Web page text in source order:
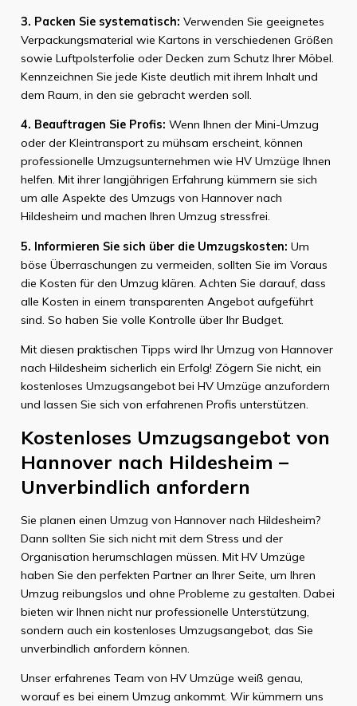
3. Packen Sie systematisch: Verwenden Sie geeignetes
Verpackungsmaterial wie Kartons in verschiedenen Größen
sowie Luftpolsterfolie oder Decken zum Schutz Ihrer Möbel.
Kennzeichnen Sie jede Kiste deutlich mit ihrem Inhalt und
dem Raum, in den sie gebracht werden soll.
4. Beauftragen Sie Profis: Wenn Ihnen der Mini-Umzug
oder der Kleintransport zu mühsam erscheint, können
professionelle Umzugsunternehmen wie HV Umzüge Ihnen
helfen. Mit ihrer langjährigen Erfahrung kümmern sie sich
um alle Aspekte des Umzugs von Hannover nach
Hildesheim und machen Ihren Umzug stressfrei.
5. Informieren Sie sich über die Umzugskosten: Um
böse Überraschungen zu vermeiden, sollten Sie im Voraus
die Kosten für den Umzug klären. Achten Sie darauf, dass
alle Kosten in einem transparenten Angebot aufgeführt
sind. So haben Sie volle Kontrolle über Ihr Budget.
Mit diesen praktischen Tipps wird Ihr Umzug von Hannover
nach Hildesheim sicherlich ein Erfolg! Zögern Sie nicht, ein
kostenloses Umzugsangebot bei HV Umzüge anzufordern
und lassen Sie sich von erfahrenen Profis unterstützen.
Kostenloses Umzugsangebot von
Hannover nach Hildesheim –
Unverbindlich anfordern
Sie planen einen Umzug von Hannover nach Hildesheim?
Dann sollten Sie sich nicht mit dem Stress und der
Organisation herumschlagen müssen. Mit HV Umzüge
haben Sie den perfekten Partner an Ihrer Seite, um Ihren
Umzug reibungslos und ohne Probleme zu gestalten. Dabei
bieten wir Ihnen nicht nur professionelle Unterstützung,
sondern auch ein kostenloses Umzugsangebot, das Sie
unverbindlich anfordern können.
Unser erfahrenes Team von HV Umzüge weiß genau,
worauf es bei einem Umzug ankommt. Wir kümmern uns